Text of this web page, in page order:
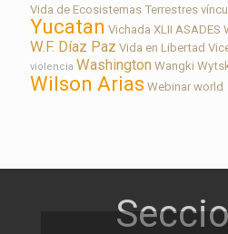
Vida de Ecosistemas Terrestres
Yucatan Vichada XLII ASADES
W.F. Díaz Paz Vida en Libertad
violencia Washington Wangki
Wilson Arias Webinar world